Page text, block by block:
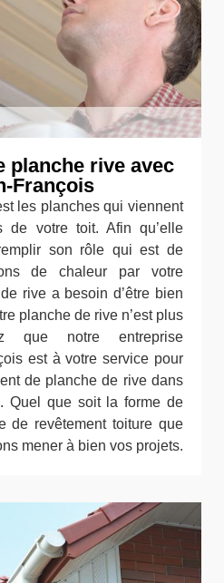
planche rive avec
François
les planches qui viennent
de votre toit. Afin qu’elle
son rôle qui est de
de chaleur par votre
rive a besoin d’être bien
planche de rive n’est plus
que notre entreprise
est à votre service pour
de planche de rive dans
Quel que soit la forme de
de revêtement toiture que
mener à bien vos projets.